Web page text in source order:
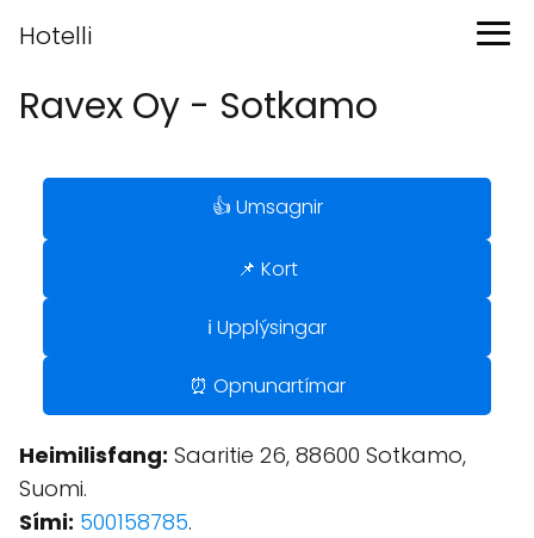
Hotelli
Ravex Oy - Sotkamo
👍 Umsagnir
📌 Kort
ℹ️ Upplýsingar
⏰ Opnunartímar
Heimilisfang: Saaritie 26, 88600 Sotkamo,
Suomi.
Sími: 500158785.